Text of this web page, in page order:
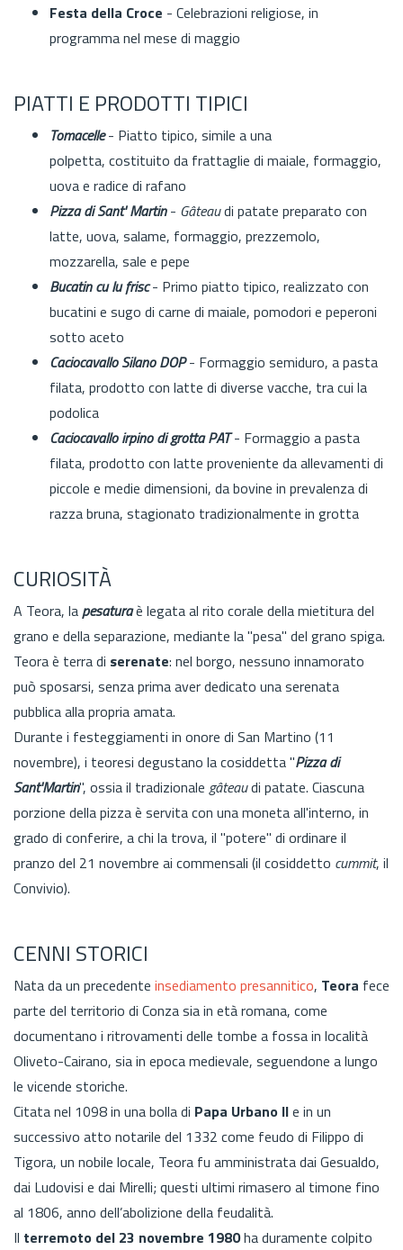
Festa della Croce - Celebrazioni religiose, in
programma nel mese di maggio
PIATTI E PRODOTTI TIPICI
Tomacelle- Piatto tipico, simile a una
polpetta, costituito da frattaglie di maiale, formaggio,
uova e radice di rafano
Pizza di Sant' Martin- Gâteaudi patate preparato con
latte, uova, salame, formaggio, prezzemolo,
mozzarella, sale e pepe
Bucatin cu lu frisc- Primo piatto tipico, realizzato con
bucatini e sugo di carne di maiale, pomodori e peperoni
sotto aceto
Caciocavallo Silano DOP- Formaggio semiduro, a pasta
filata, prodotto con latte di diverse vacche, tra cui la
podolica
Caciocavallo irpino di grotta PAT- Formaggio a pasta
filata, prodotto con latte proveniente da allevamenti di
piccole e medie dimensioni, da bovine in prevalenza di
razza bruna, stagionato tradizionalmente in grotta
CURIOSITÀ
A Teora, lapesaturaè legata al rito corale della mietitura del
grano e della separazione, mediante la "pesa" del grano spiga.
Teora è terra di serenate: nel borgo, nessuno innamorato
può sposarsi, senza prima aver dedicato una serenata
pubblica alla propria amata.
Durante i festeggiamenti in onore di San Martino (11
novembre), i teoresi degustano la cosiddetta "Pizza di
Sant'Martin", ossia il tradizionale gâteaudi patate. Ciascuna
porzione della pizza è servita con una moneta all'interno, in
grado di conferire, a chi la trova, il "potere" di ordinare il
pranzo del 21 novembre ai commensali (il cosiddetto cummit, il
Convivio).
CENNI STORICI
Nata da un precedente insediamento presannitico, Teora fece
parte del territorio di Conza sia in età romana, come
documentano i ritrovamenti delle tombe a fossa in località
Oliveto-Cairano, sia in epoca medievale, seguendone a lungo
le vicende storiche.
Citata nel 1098 in una bolla di Papa Urbano IIe in un
successivo atto notarile del 1332 come feudo di Filippo di
Tigora, un nobile locale, Teora fu amministrata dai Gesualdo,
dai Ludovisi e dai Mirelli; questi ultimi rimasero al timone fino
al 1806, anno dell’abolizione della feudalità.
Il terremoto del 23 novembre 1980ha duramente colpito